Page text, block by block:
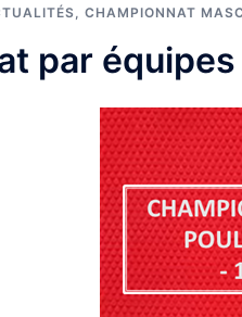
CHAMPIONNAT
par